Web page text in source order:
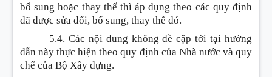
bổ sung hoặc thay thế thì áp dụng theo các quy định
đã được sửa đổi, bổ sung, thay thế đó.
5.4. Các nội dung không đề cập tới tại hướng
dẫn này thực hiện theo quy định của Nhà nước và quy
chế của Bộ Xây dựng.